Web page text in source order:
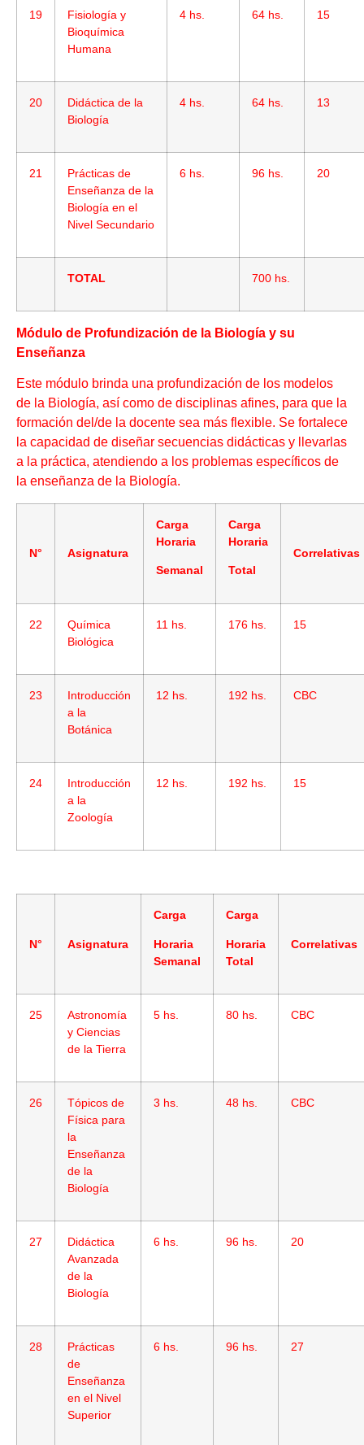
19
Fisiología y
Bioquímica
Humana
4 hs. 64 hs. 15
20
Didáctica de la
Biología
4 hs. 64 hs. 13
21
Prácticas de
Enseñanza de la
Biología en el
Nivel Secundario
6 hs. 96 hs. 20
TOTAL 700 hs.
Módulo de Profundización de la Biología y su
Enseñanza
Este módulo brinda una profundización de los modelos
de la Biología, así como de disciplinas afines, para que la
formación del/de la docente sea más flexible. Se fortalece
la capacidad de diseñar secuencias didácticas y llevarlas
a la práctica, atendiendo a los problemas específicos de
la enseñanza de la Biología.
N° Asignatura
Carga
Horaria
Semanal
Carga
Horaria
Total
Correlativas
22
Química
Biológica
11 hs. 176 hs. 15
23
Introducción
a la
Botánica
12 hs. 192 hs. CBC
24
Introducción
a la
Zoología
12 hs. 192 hs. 15
N° Asignatura
Carga
Horaria
Semanal
Carga
Horaria
Total
Correlativas
25
Astronomía
y Ciencias
de la Tierra
5 hs. 80 hs. CBC
26
Tópicos de
Física para
la
Enseñanza
de la
Biología
3 hs. 48 hs. CBC
27
Didáctica
Avanzada
de la
Biología
6 hs. 96 hs. 20
28
Prácticas
de
Enseñanza
en el Nivel
Superior
6 hs. 96 hs. 27